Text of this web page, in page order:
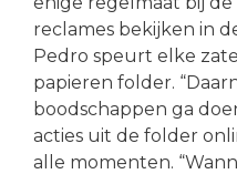
reclames bekijken in
Pedro speurt elke
papieren folder.
boodschappen ga
acties uit de folder
alle momenten.